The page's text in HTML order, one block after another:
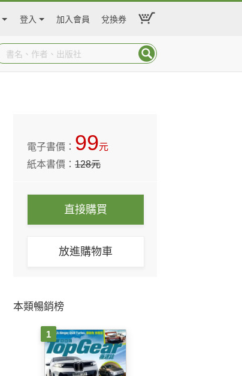
登入 加入會員 兌換券
電子書價： 99元
紙本書價：128元
直接購買
放進購物車
本類暢銷榜
1